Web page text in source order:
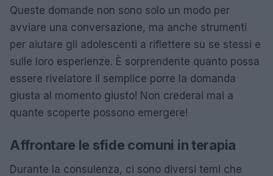
Queste domande non sono solo un modo per
avviare una conversazione, ma anche strumenti
per aiutare gli adolescenti a riflettere su se stessi e
sulle loro esperienze. È sorprendente quanto possa
essere rivelatore il semplice porre la domanda
giusta al momento giusto! Non crederai mai a
quante scoperte possono emergere!
Affrontare le sfide comuni in terapia
Durante la consulenza, ci sono diversi temi che